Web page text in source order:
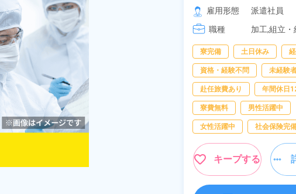
日！《愛知県大口町》
雇用形態
派遣社員
職種
加工,組立・組付け,プレ
ス加工,マシンオペレー
ター,検査
未経験者OK
女性活躍中
資格・経験不問 土日休み
年間休日120日以上
送迎あり
休み！特別賞与90万円支
岡県京都郡苅田町》
[2] 20:00～
[3] 06:30～
[4] 14:30～
雇用形態
派遣社員
職種
加工,組立・
オペレータ
給・充填・
流・配送
寮完備 土日休み
資格・経験不問 未経験
赴任旅費あり 年間休日
寮費無料 男性活躍中
女性活躍中 社会保険完
キープする